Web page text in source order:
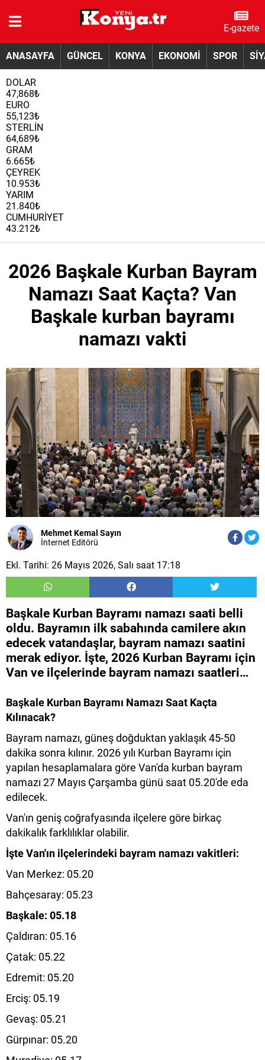
E-gazete
ANASAYFA GÜNCEL KONYA EKONOMİ SPOR
DOLAR
47,868₺
EURO
55,123₺
STERLİN
64,689₺
GRAM
6.665₺
ÇEYREK
10.953₺
YARIM
21.840₺
CUMHURİYET
43.212₺
2026 Başkale Kurban Bayram
Namazı Saat Kaçta? Van
Başkale kurban bayramı
namazı vakti
Mehmet Kemal Sayın
İnternet Editörü
Ekl. Tarihi: 26 Mayıs 2026, Salı saat 17:18
Başkale Kurban Bayramı namazı saati belli
oldu. Bayramın ilk sabahında camilere akın
edecek vatandaşlar, bayram namazı saatini
merak ediyor. İşte, 2026 Kurban Bayramı için
Van ve ilçelerinde bayram namazı saatleri…
Başkale​ Kurban Bayramı Namazı Saat Kaçta
Kılınacak?
Bayram namazı, güneş doğduktan yaklaşık 45-50
dakika sonra kılınır. 2026 yılı Kurban Bayramı için
yapılan hesaplamalara göre Van'da kurban bayram
namazı 27 Mayıs Çarşamba günü saat 05.20'de eda
edilecek.
Van'ın geniş coğrafyasında ilçelere göre birkaç
dakikalık farklılıklar olabilir.
İşte Van'ın ilçelerindeki bayram namazı vakitleri:
Van Merkez: 05.20
Bahçesaray: 05.23
Başkale: 05.18
Çaldıran: 05.16
Çatak: 05.22
Edremit: 05.20
Erciş: 05.19
Gevaş: 05.21
Gürpınar: 05.20